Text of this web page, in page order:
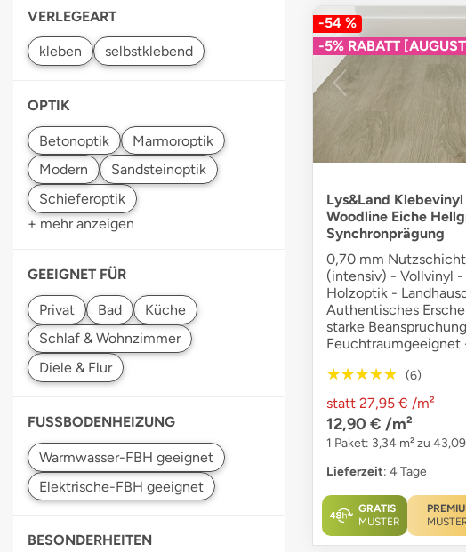
VERLEGEART
OPTIK
+ mehr anzeigen
GEEIGNET FÜR
FUSSBODENHEIZUNG
BESONDERHEITEN
-54 %
-5% RABATT
Lys&Land
Woodline Eiche
Synchronprägung
0,70 mm
(intensiv) - Vollvinyl
Holzoptik -
Authentisches
starke
★★★★★
★★★★★ (6)
statt 27,95 € /m²
12,90 € /m²
1 Paket: 3,34 m² zu
Lieferzeit: 4 Tage
GRATIS
MUSTER